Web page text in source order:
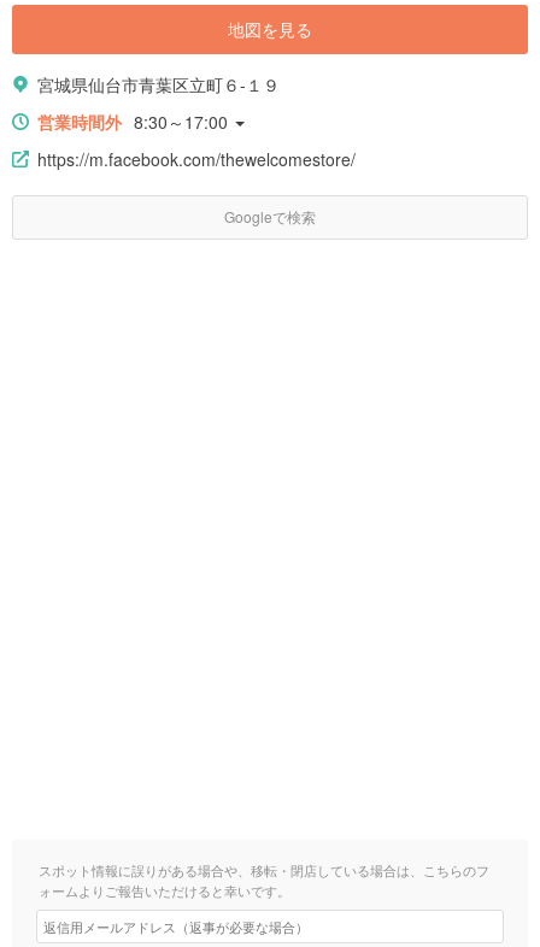
地図を見る
宮城県仙台市青葉区立町６-１９
営業時間外 8:30～17:00
https://m.facebook.com/thewelcomestore/
Googleで検索
スポット情報に誤りがある場合や、移転・閉店している場合は、こちらのフ
ォームよりご報告いただけると幸いです。